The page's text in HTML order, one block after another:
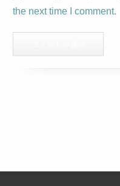
the next time I comment.